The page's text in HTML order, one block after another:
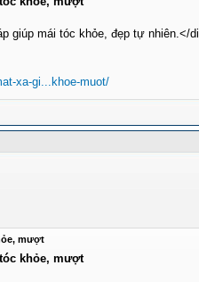
giúp mái tóc khỏe, đẹp tự nhiên.</
xa-gi...khoe-muot/
mượt
khỏe, mượt